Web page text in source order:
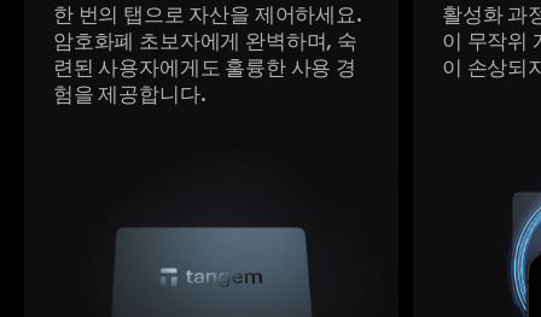
한 번의 탭으로 자산을 제어하세요.
암호화폐 초보자에게 완벽하며, 숙
련된 사용자에게도 훌륭한 사용 경
험을 제공합니다.
활성화 과
이 무작위
이 손상되